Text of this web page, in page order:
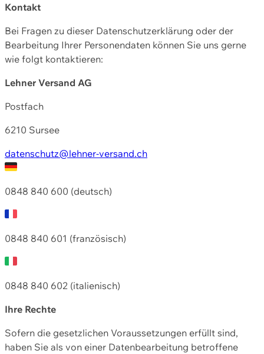
Kontakt
Bei Fragen zu dieser Datenschutzerklärung oder der
Bearbeitung Ihrer Personendaten können Sie uns gerne
wie folgt kontaktieren:
Lehner Versand AG
Postfach
6210 Sursee
datenschutz@lehner-versand.ch
0848 840 600 (deutsch)
0848 840 601 (französisch)
0848 840 602 (italienisch)
Ihre Rechte
Sofern die gesetzlichen Voraussetzungen erfüllt sind,
haben Sie als von einer Datenbearbeitung betroffene